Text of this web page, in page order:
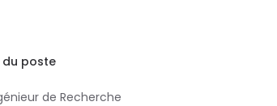
poste
de Recherche